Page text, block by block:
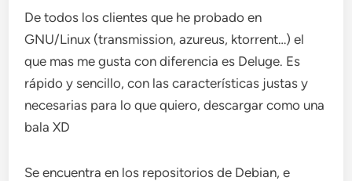
De todos los clientes que he probado en
GNU/Linux (transmission, azureus, ktorrent…) el
que mas me gusta con diferencia es Deluge. Es
rápido y sencillo, con las características justas y
necesarias para lo que quiero, descargar como una
bala XD
Se encuentra en los repositorios de Debian, e